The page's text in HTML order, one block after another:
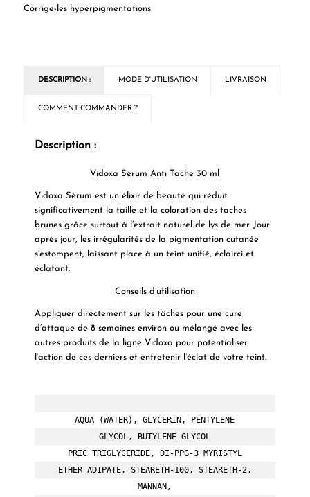
Corrige-les hyperpigmentations
DESCRIPTION : MODE D'UTILISATION LIVRAISON
COMMENT COMMANDER ?
Description :
Vidoxa Sérum Anti Tache 30 ml
Vidoxa Sérum est un élixir de beauté qui réduit
significativement la taille et la coloration des taches
brunes grâce surtout à l’extrait naturel de lys de mer. Jour
après jour, les irrégularités de la pigmentation cutanée
s’estompent, laissant place à un teint unifié, éclairci et
éclatant.
Conseils d’utilisation
Appliquer directement sur les tâches pour une cure
d’attaque de 8 semaines environ ou mélangé avec les
autres produits de la ligne Vidoxa pour potentialiser
l’action de ces derniers et entretenir l’éclat de votre teint.
AQUA (WATER), GLYCERIN, PENTYLENE
GLYCOL, BUTYLENE GLYCOL
PRIC TRIGLYCERIDE, DI-PPG-3 MYRISTYL
ETHER ADIPATE, STEARETH-100, STEARETH-2,
MANNAN,